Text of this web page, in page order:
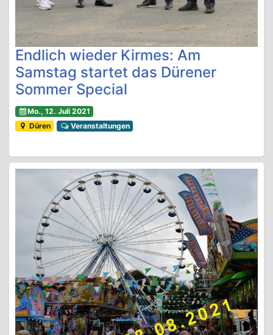
Endlich wieder Kirmes: Am
Samstag startet das Dürener
Sommer Special
Mo., 12. Juli 2021
Düren
Veranstaltungen